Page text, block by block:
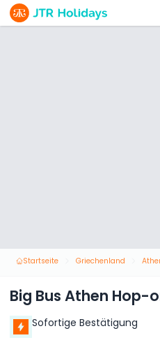
Startseite Griechenland
Big Bus Athen
Sofortige Bestätigung